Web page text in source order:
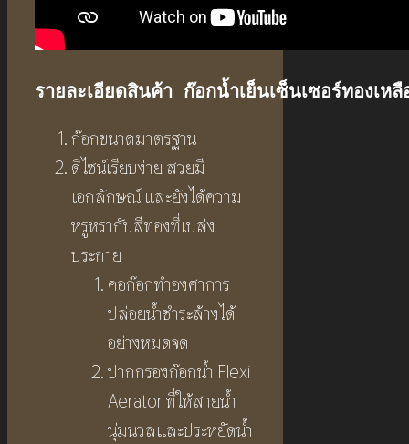
รายละเอียดสินค้า ก๊อกน้ำเย็นเซ็นเซอร์ทองเห
ก๊อกขนาดมาตรฐาน
ดีไซน์เรียบง่าย สวยมี
เอกลักษณ์ และยังได้ความ
หรูหรากับสีทองที่เปล่ง
ประกาย
คอก๊อกทำองศาการ
ปล่อยน้ำชำระล้างได้
อย่างหมดจด
ปากกรองก๊อกน้ำ Flexi
Aerator ที่ให้สายน้ำ
นุ่มนวลและประหยัดน้ำ